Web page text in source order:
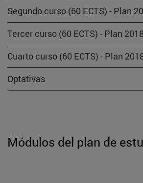
Segundo curso (60 ECTS) - Plan
Tercer curso (60 ECTS) - Plan 2018
Cuarto curso (60 ECTS) - Plan
Optativas
Módulos del plan de